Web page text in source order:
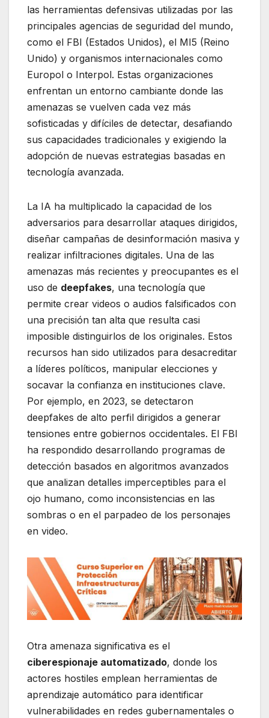
las herramientas defensivas utilizadas por las
principales agencias de seguridad del mundo,
como el FBI (Estados Unidos), el MI5 (Reino
Unido) y organismos internacionales como
Europol o Interpol. Estas organizaciones
enfrentan un entorno cambiante donde las
amenazas se vuelven cada vez más
sofisticadas y difíciles de detectar, desafiando
sus capacidades tradicionales y exigiendo la
adopción de nuevas estrategias basadas en
tecnología avanzada.
La IA ha multiplicado la capacidad de los
adversarios para desarrollar ataques dirigidos,
diseñar campañas de desinformación masiva y
realizar infiltraciones digitales. Una de las
amenazas más recientes y preocupantes es el
uso de deepfakes, una tecnología que
permite crear videos o audios falsificados con
una precisión tan alta que resulta casi
imposible distinguirlos de los originales. Estos
recursos han sido utilizados para desacreditar
a líderes políticos, manipular elecciones y
socavar la confianza en instituciones clave.
Por ejemplo, en 2023, se detectaron
deepfakes de alto perfil dirigidos a generar
tensiones entre gobiernos occidentales. El FBI
ha respondido desarrollando programas de
detección basados en algoritmos avanzados
que analizan detalles imperceptibles para el
ojo humano, como inconsistencias en las
sombras o en el parpadeo de los personajes
en video.
Otra amenaza significativa es el
ciberespionaje automatizado, donde los
actores hostiles emplean herramientas de
aprendizaje automático para identificar
vulnerabilidades en redes gubernamentales o